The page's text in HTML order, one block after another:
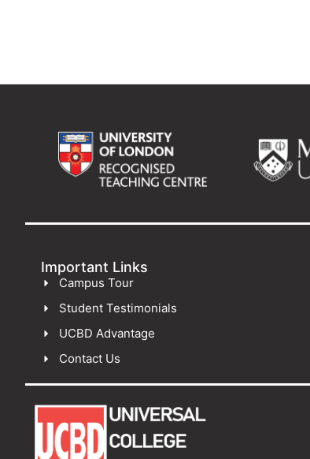
Important Links
Campus Tour
Student Testimonials
UCBD Advantage
Contact Us